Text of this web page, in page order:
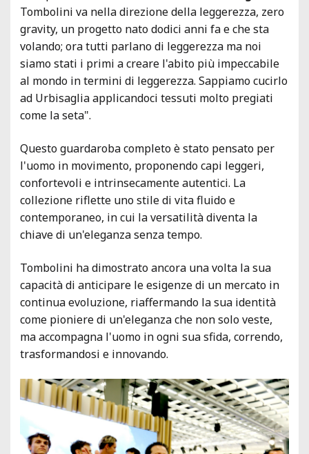
Tombolini va nella direzione della leggerezza, zero
gravity, un progetto nato dodici anni fa e che sta
volando; ora tutti parlano di leggerezza ma noi
siamo stati i primi a creare l'abito più impeccabile
al mondo in termini di leggerezza. Sappiamo cucirlo
ad Urbisaglia applicandoci tessuti molto pregiati
come la seta".
Questo guardaroba completo è stato pensato per
l'uomo in movimento, proponendo capi leggeri,
confortevoli e intrinsecamente autentici. La
collezione riflette uno stile di vita fluido e
contemporaneo, in cui la versatilità diventa la
chiave di un'eleganza senza tempo.
Tombolini ha dimostrato ancora una volta la sua
capacità di anticipare le esigenze di un mercato in
continua evoluzione, riaffermando la sua identità
come pioniere di un'eleganza che non solo veste,
ma accompagna l'uomo in ogni sua sfida, correndo,
trasformandosi e innovando.